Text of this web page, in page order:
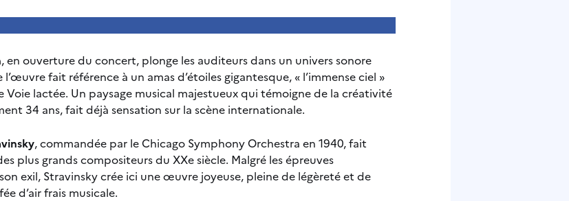
, en ouverture du concert, plonge les auditeurs dans un univers sonore
fait référence à un amas d’étoiles gigantesque, « l’immense ciel »
lactée. Un paysage musical majestueux qui témoigne de la créativité
34 ans, fait déjà sensation sur la scène internationale.
, commandée par le Chicago Symphony Orchestra en 1940, fait
plus grands compositeurs du XXe siècle. Malgré les épreuves
exil, Stravinsky crée ici une œuvre joyeuse, pleine de légèreté et de
d’air frais musicale.